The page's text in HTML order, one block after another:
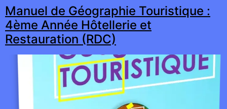
Manuel de Géographie Touristique :
4ème Année Hôtellerie et
Restauration (RDC)